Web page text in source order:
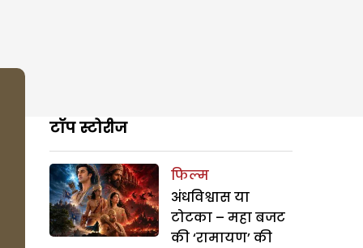
टॉप स्टोरीज
फिल्म
अंधविश्वास या
टोटका – महा बजट
की ‘रामायण’ की